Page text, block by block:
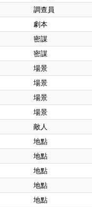
調查員
劇本
密謀
密謀
場景
場景
場景
場景
敵人
地點
地點
地點
地點
地點